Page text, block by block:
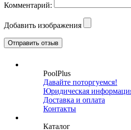
Комментарий:
Добавить изображения
PoolPlus
Давайте поторгуемся!
Юридическая
Доставка и оплата
Контакты
Каталог